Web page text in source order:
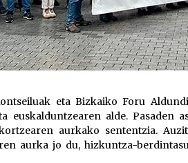
eta Bizkaiko Foru
euskalduntzearen alde. Pasaden
aurkako sententzia.
aurka jo du, hizkuntza-